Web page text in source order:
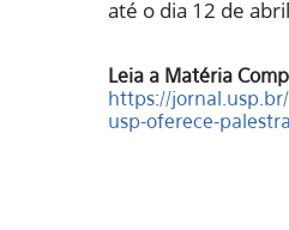
até o dia 12 de abril
Leia a Matéria
https://
usp-oferece-